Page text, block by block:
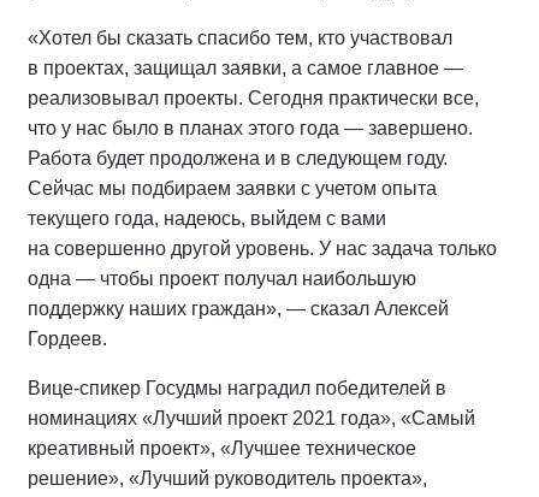
«Хотел бы сказать спасибо тем, кто участвовал
в проектах, защищал заявки, а самое главное —
реализовывал проекты. Сегодня практически все,
что у нас было в планах этого года — завершено.
Работа будет продолжена и в следующем году.
Сейчас мы подбираем заявки с учетом опыта
текущего года, надеюсь, выйдем с вами
на совершенно другой уровень. У нас задача только
одна — чтобы проект получал наибольшую
поддержку наших граждан», — сказал Алексей
Гордеев.
Вице-спикер Госудмы наградил победителей в
номинациях «Лучший проект 2021 года», «Самый
креативный проект», «Лучшее техническое
решение», «Лучший руководитель проекта»,